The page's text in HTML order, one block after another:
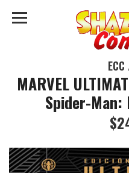
MARVEL
Spider-